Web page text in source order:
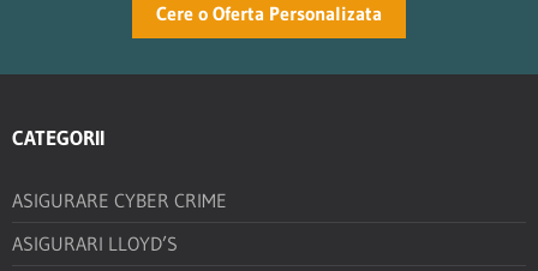
Cere o Oferta Personalizata
CATEGORII
ASIGURARE CYBER CRIME
ASIGURARI LLOYD’S